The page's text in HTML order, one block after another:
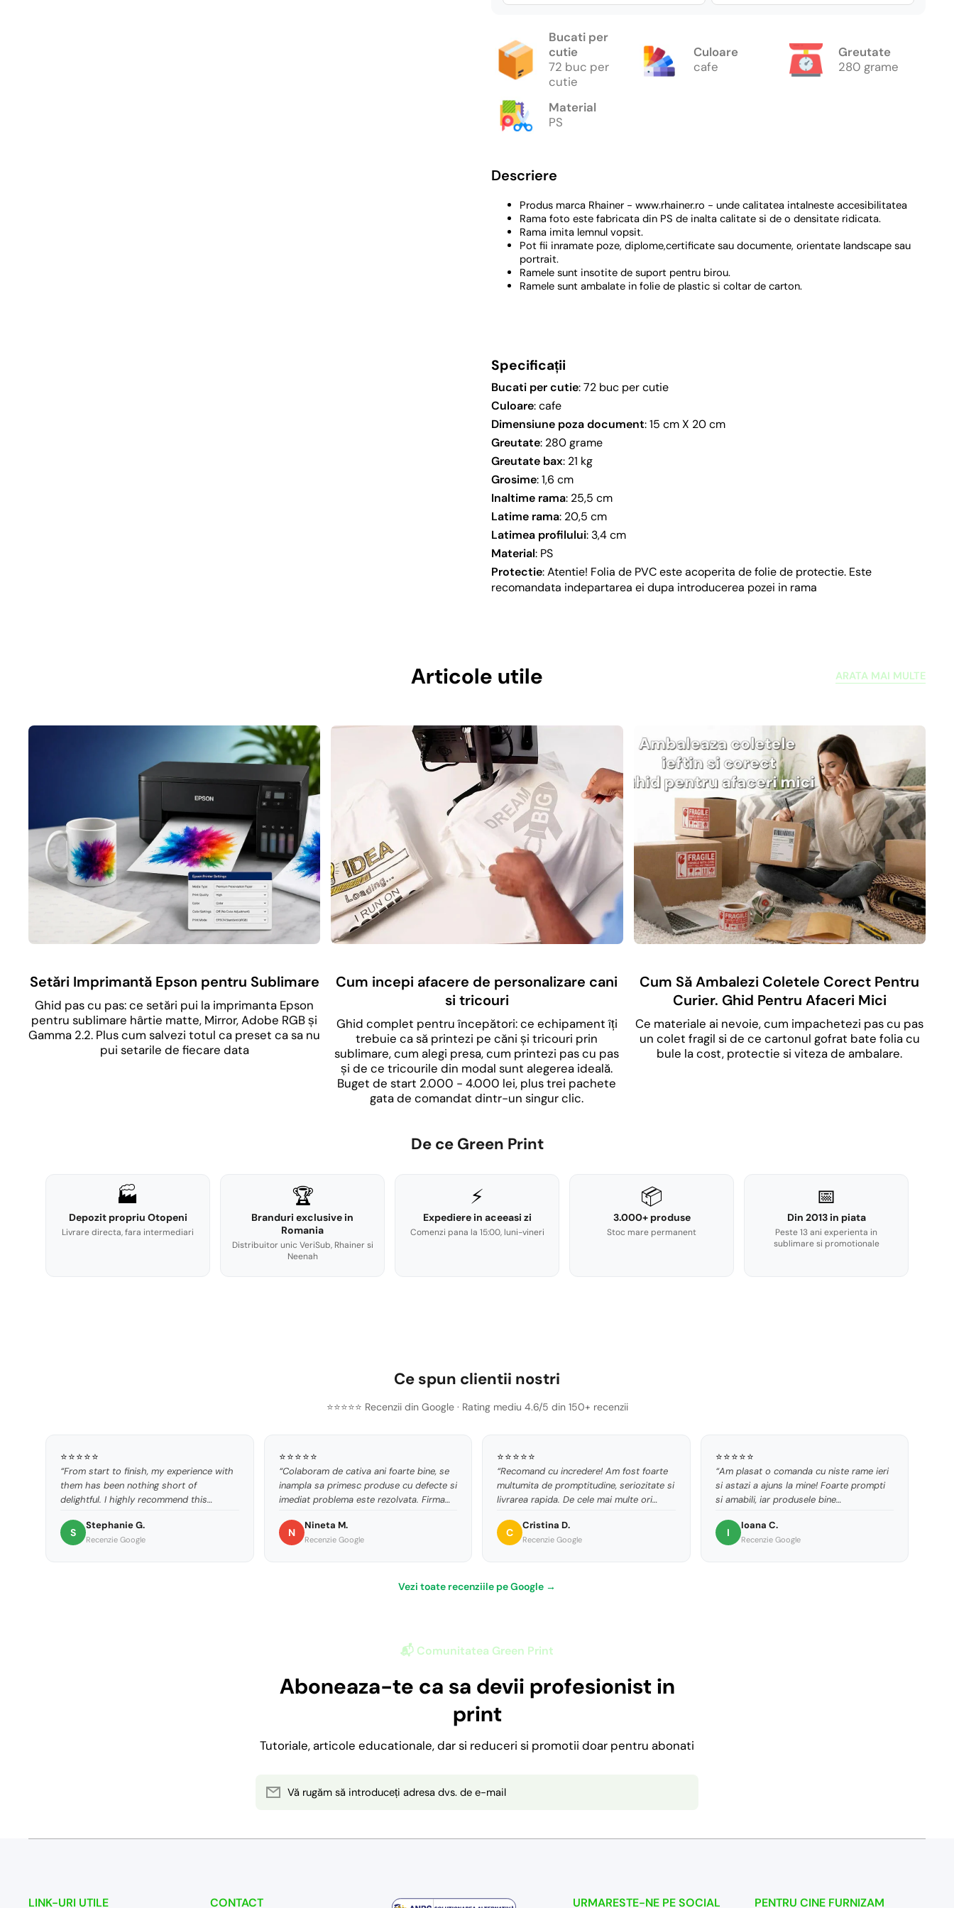
Bucati per
cutie
72 buc per
cutie
Culoare
cafe
Greutate
280 grame
Material
PS
Descriere
Produs marca Rhainer - www.rhainer.ro - unde calitatea intalneste accesibilitatea
Rama foto este fabricata din PS de inalta calitate si de o densitate ridicata.
Rama imita lemnul vopsit.
Pot fii inramate poze, diplome,certificate sau documente, orientate landscape sau
portrait.
Ramele sunt insotite de suport pentru birou.
Ramele sunt ambalate in folie de plastic si coltar de carton.
Specificații
Bucati per cutie: 72 buc per cutie
Culoare: cafe
Dimensiune poza document: 15 cm X 20 cm
Greutate: 280 grame
Greutate bax: 21 kg
Grosime: 1,6 cm
Inaltime rama: 25,5 cm
Latime rama: 20,5 cm
Latimea profilului: 3,4 cm
Material: PS
Protectie: Atentie! Folia de PVC este acoperita de folie de protectie. Este
recomandata indepartarea ei dupa introducerea pozei in rama
Articole utile
Setări Imprimantă Epson pentru Sublimare
Ghid pas cu pas: ce setări pui la imprimanta Epson
pentru sublimare hârtie matte, Mirror, Adobe RGB și
Gamma 2.2. Plus cum salvezi totul ca preset ca sa nu
pui setarile de fiecare data
Cum incepi afacere de personalizare cani
si tricouri
Ghid complet pentru începători: ce echipament îți
trebuie ca să printezi pe căni și tricouri prin
sublimare, cum alegi presa, cum printezi pas cu pas
și de ce tricourile din modal sunt alegerea ideală.
Buget de start 2.000 - 4.000 lei, plus trei pachete
gata de comandat dintr-un singur clic.
Cum Să Ambalezi Coletele Corect Pentru
Curier. Ghid Pentru Afaceri Mici
Ce materiale ai nevoie, cum impachetezi pas cu pas
un colet fragil si de ce cartonul gofrat bate folia cu
bule la cost, protectie si viteza de ambalare.
ARATA MAI MULTE
De ce Green Print
🏭
Depozit propriu Otopeni
Livrare directa, fara intermediari
🏆
Branduri exclusive in
Romania
Distribuitor unic VeriSub, Rhainer si
Neenah
⚡
Expediere in aceeasi zi
Comenzi pana la 15:00, luni-vineri
📦
3.000+ produse
Stoc mare permanent
📅
Din 2013 in piata
Peste 13 ani experienta in
sublimare si promotionale
Ce spun clientii nostri
⭐⭐⭐⭐⭐ Recenzii din Google · Rating mediu 4.6/5 din 150+ recenzii
⭐⭐⭐⭐⭐
“From start to finish, my experience with
them has been nothing short of
delightful. I highly recommend this
excellence.”
S
Stephanie G.
Recenzie Google
⭐⭐⭐⭐⭐
“Colaboram de cativa ani foarte bine, se
inampla sa primesc produse cu defecte si
imediat problema este rezolvata. Firma
N
Nineta M.
Recenzie Google
⭐⭐⭐⭐⭐
“Recomand cu incredere! Am fost foarte
multumita de promptitudine, seriozitate si
livrarea rapida. De cele mai multe ori
produsele sunt conforme cu cele
comandate. Voi reveni cu siguranta!”
C
Cristina D.
Recenzie Google
⭐⭐⭐⭐⭐
“Am plasat o comanda cu niste rame ieri
si astazi a ajuns la mine! Foarte prompti
si amabili, iar produsele bine
I
Ioana C.
Recenzie Google
Vezi toate recenziile pe Google →
📬 Comunitatea Green Print
Aboneaza-te ca sa devii profesionist in
print
Tutoriale, articole educationale, dar si reduceri si promotii doar pentru abonati
Vă rugăm să introduceți adresa dvs. de e-mail
LINK-URI UTILE CONTACT URMARESTE-NE PE SOCIAL PENTRU CINE FURNIZAM